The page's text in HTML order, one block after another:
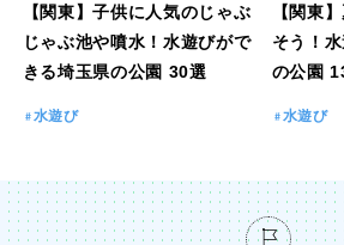
【関東】子供に人気のじゃぶ
じゃぶ池や噴水！水遊びがで
きる埼玉県の公園 30選
水遊び
【関東
そう！
の公園
水遊び